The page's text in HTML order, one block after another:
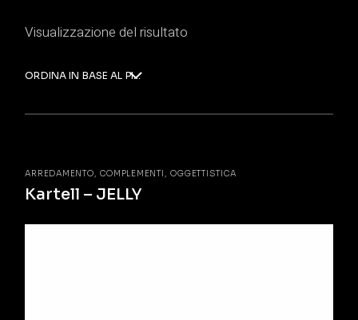
Visualizzazione del risultato
ORDINA IN BASE AL PIÙ RECENTE
ARREDAMENTO COMPLEMENTI OGGETTISTICA
Kartell – JELLY